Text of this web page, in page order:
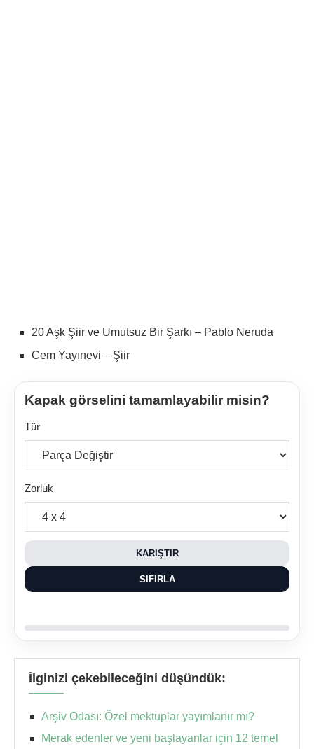
20 Aşk Şiir ve Umutsuz Bir Şarkı – Pablo Neruda
Cem Yayınevi – Şiir
Kapak görselini tamamlayabilir misin?
Tür
Zorluk
KARIŞTIR
SIFIRLA
İlginizi çekebileceğini düşündük:
Arşiv Odası: Özel mektuplar yayımlanır mı?
Merak edenler ve yeni başlayanlar için 12 temel